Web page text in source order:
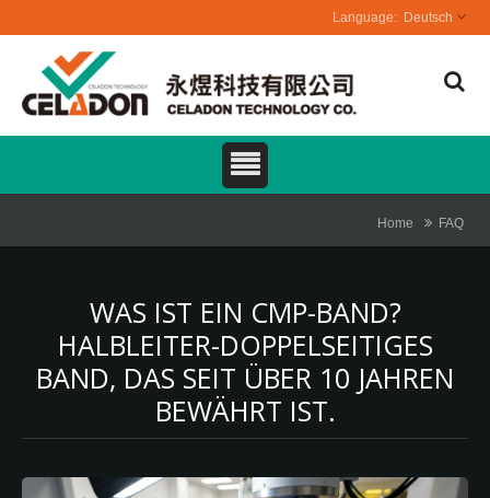
Deutsch
Home FAQ
WAS IST EIN CMP-BAND?
HALBLEITER-DOPPELSEITIGES
BAND, DAS SEIT ÜBER 10 JAHREN
BEWÄHRT IST.